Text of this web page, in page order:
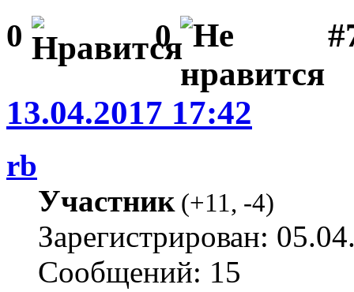
0 0
13.04.2017 17:42
rb
Участник(+11, -4)
Зарегистрирован:
Сообщений: 15